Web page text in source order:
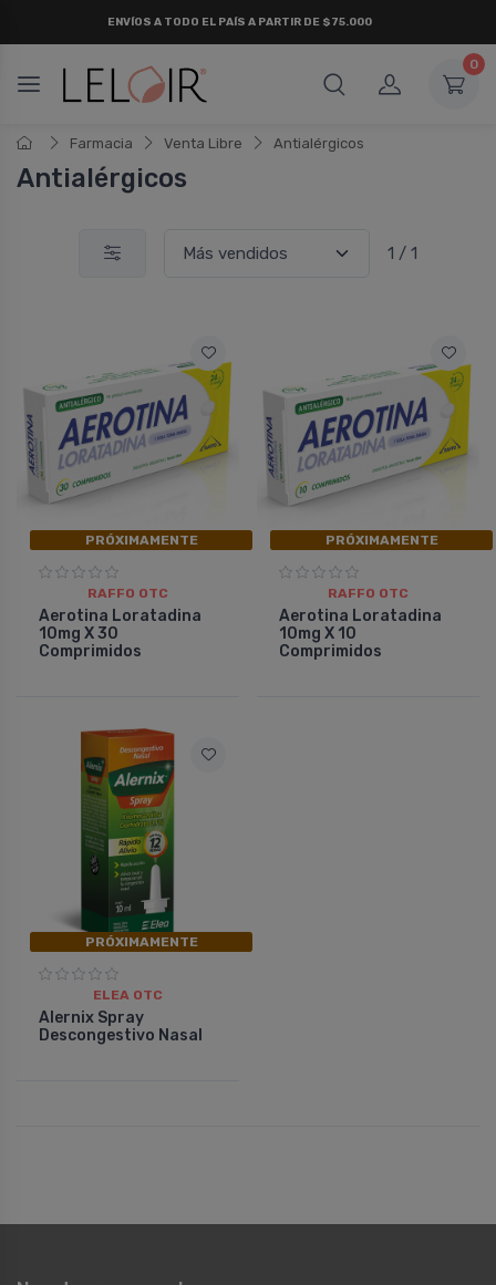
ENVÍOS A TODO EL PAÍS A PARTIR DE $75.000
0
Farmacia Venta Libre Antialérgicos
Antialérgicos
1 / 1
PRÓXIMAMENTE
RAFFO OTC
Aerotina Loratadina
10mg X 30
Comprimidos
PRÓXIMAMENTE
RAFFO OTC
Aerotina Loratadina
10mg X 10
Comprimidos
PRÓXIMAMENTE
ELEA OTC
Alernix Spray
Descongestivo Nasal